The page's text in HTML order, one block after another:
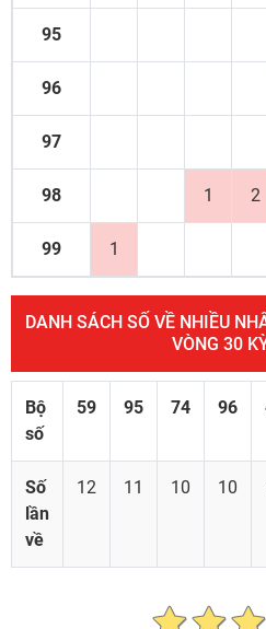
95
96
97
98 1 2
99 1
DANH SÁCH SỐ VỀ NHIỀU
VÒNG 30
Bộ
số
59 95 74 96
Số
lần
về
12 11 10 10